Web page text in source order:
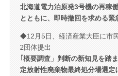
北海道電力泊原発3号機の再稼
とともに、即時撤回を求める緊
◆12月5日、経済産業大臣に市
2団体提出
｢概要調査」判断の新知見を踏
定放射性廃棄物最終処分場選